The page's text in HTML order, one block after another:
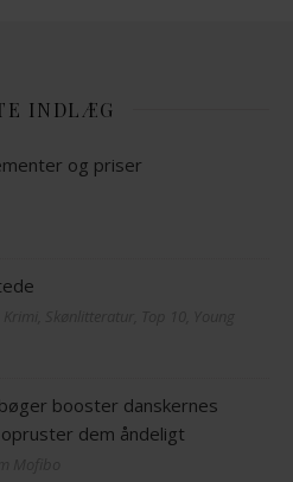
INDLÆG
og priser
booster danskernes
dem åndeligt